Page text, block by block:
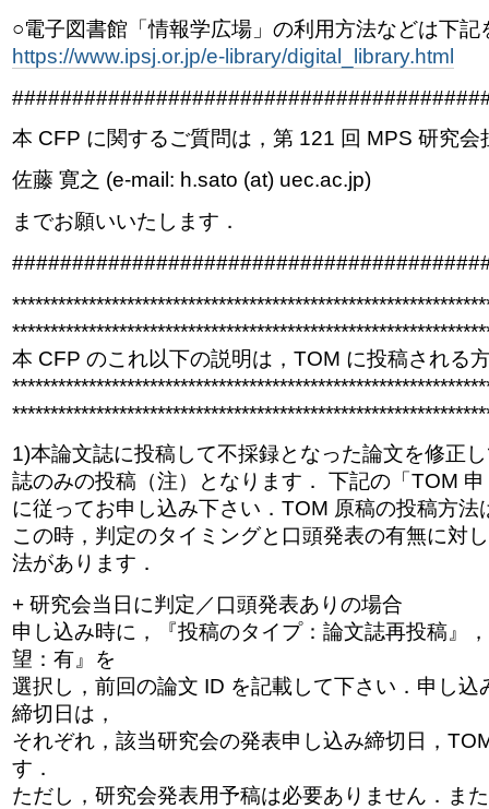
○電子図書館「情報学広場」の利用方法などは下記
https://www.ipsj.or.jp/e-library/digital_library.html
本 CFP に関するご質問は，第 121 回 MPS 研究会
佐藤 寛之 (e-mail: h.sato (at) uec.ac.jp)
までお願いいたします．
本 CFP のこれ以下の説明は，TOM に投稿される
1)本論文誌に投稿して不採録となった論文を修正
誌のみの投稿（注）となります． 下記の「TOM
に従ってお申し込み下さい．TOM 原稿の投稿方法
この時，判定のタイミングと口頭発表の有無に対
法があります．
+ 研究会当日に判定／口頭発表ありの場合
申し込み時に，『投稿のタイプ：論文誌再投稿』
望：有』を
選択し，前回の論文 ID を記載して下さい．申し込
締切日は，
それぞれ，該当研究会の発表申し込み締切日，
す．
ただし，研究会発表用予稿は必要ありません．ま